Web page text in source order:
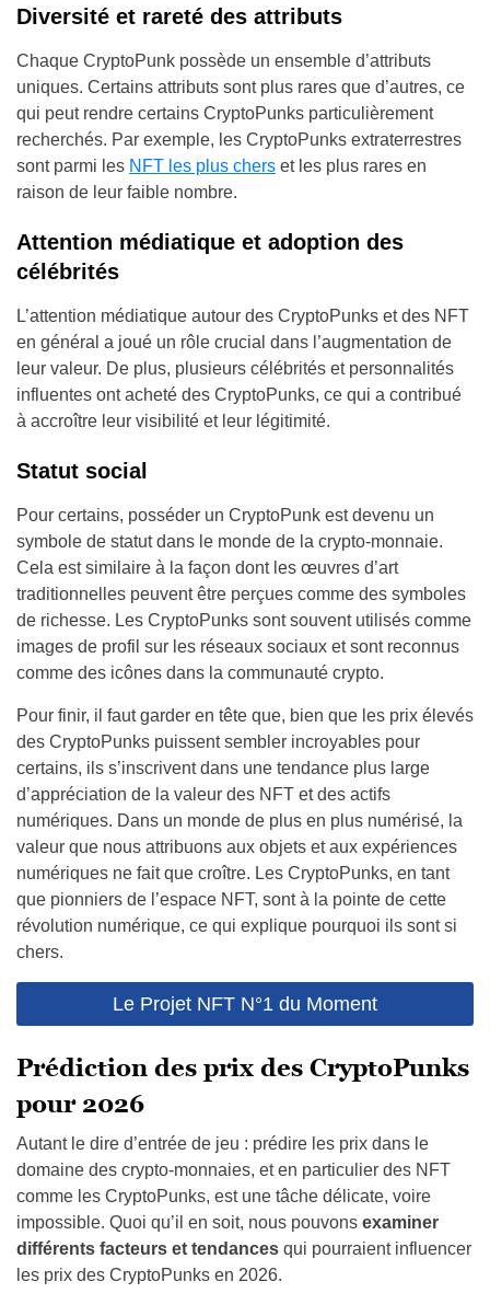
Diversité et rareté des attributs
Chaque CryptoPunk possède un ensemble d’attributs
uniques. Certains attributs sont plus rares que d’autres, ce
qui peut rendre certains CryptoPunks particulièrement
recherchés. Par exemple, les CryptoPunks extraterrestres
sont parmi les NFT les plus chers et les plus rares en
raison de leur faible nombre.
Attention médiatique et adoption des
célébrités
L’attention médiatique autour des CryptoPunks et des NFT
en général a joué un rôle crucial dans l’augmentation de
leur valeur. De plus, plusieurs célébrités et personnalités
influentes ont acheté des CryptoPunks, ce qui a contribué
à accroître leur visibilité et leur légitimité.
Statut social
Pour certains, posséder un CryptoPunk est devenu un
symbole de statut dans le monde de la crypto-monnaie.
Cela est similaire à la façon dont les œuvres d’art
traditionnelles peuvent être perçues comme des symboles
de richesse. Les CryptoPunks sont souvent utilisés comme
images de profil sur les réseaux sociaux et sont reconnus
comme des icônes dans la communauté crypto.
Pour finir, il faut garder en tête que, bien que les prix élevés
des CryptoPunks puissent sembler incroyables pour
certains, ils s’inscrivent dans une tendance plus large
d’appréciation de la valeur des NFT et des actifs
numériques. Dans un monde de plus en plus numérisé, la
valeur que nous attribuons aux objets et aux expériences
numériques ne fait que croître. Les CryptoPunks, en tant
que pionniers de l’espace NFT, sont à la pointe de cette
révolution numérique, ce qui explique pourquoi ils sont si
chers.
Le Projet NFT N°1 du Moment
Prédiction des prix des CryptoPunks
pour 2026
Autant le dire d’entrée de jeu : prédire les prix dans le
domaine des crypto-monnaies, et en particulier des NFT
comme les CryptoPunks, est une tâche délicate, voire
impossible. Quoi qu’il en soit, nous pouvons examiner
différents facteurs et tendances qui pourraient influencer
les prix des CryptoPunks en 2026.